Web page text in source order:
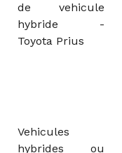
de vehicule
hybride -
Toyota Prius
Vehicules
hybrides ou